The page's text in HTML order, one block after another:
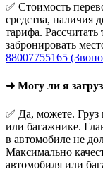
✅ Стоимость
средства, наличия
тарифа.
забронировать
88007755165
➜ Могу ли я
✅ Да, можете.
или багажнике.
в автомобиле не
Максимально
автомобиля или